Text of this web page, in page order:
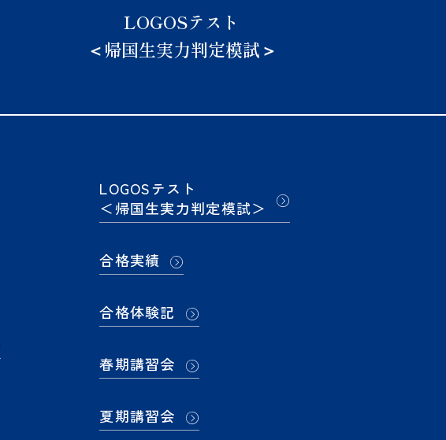
を開始しました。
］の申し込み受付を開
込み受付を開始しまし
を開始しました。
＞［第2回］【同時開
説明会の申し込み受
LOGOSテスト
＜帰国生実力判定模試＞
LOGOSテスト
＜帰国生実力判定模試＞
合格実績
合格体験記
春期講習会
夏期講習会